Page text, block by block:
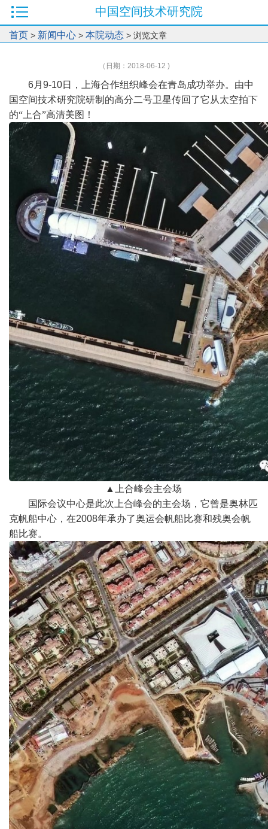
中国空间技术研究院
首页 > 新闻中心 > 本院动态 > 浏览文章
（日期：2018-06-12 )
6月 9-10日，上海合作组织峰会在青岛成功举办。由中
国空间技术研究院研制的高分二号卫星传回了它从太空拍下
的“上合”高清美图！
▲
上合峰会主会场
国际会议中心是此次上合峰会的主会场，它曾是奥林匹
克帆船中心，在2008年承办了奥运会帆船比赛和残奥会帆
船比赛。